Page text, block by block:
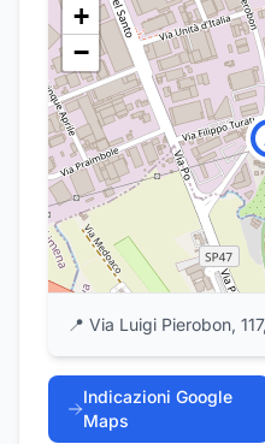
+
−
📍 Via Luigi Pierobon,
Indicazioni Google
Maps